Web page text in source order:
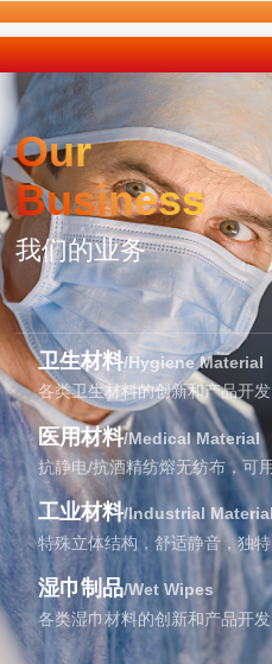
Our
Business
我们的业务
卫生材料/Hygiene Material
各类卫生材料的创新和产品开
医用材料/Medical Material
抗静电/抗酒精纺熔无纺布，可
工业材料/Industrial Material
特殊立体结构，舒适静音，独
湿巾制品/Wet Wipes
各类湿巾材料的创新和产品开